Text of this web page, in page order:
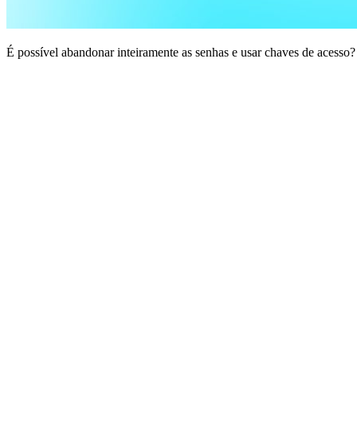
É possível abandonar inteiramente as senhas e usar chaves de